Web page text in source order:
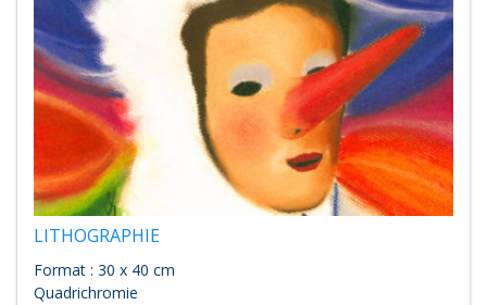
LITHOGRAPHIE
Format : 30 x 40 cm
Quadrichromie